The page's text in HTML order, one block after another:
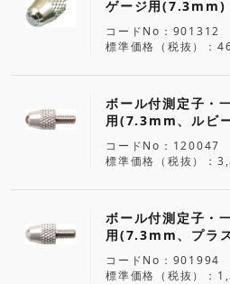
ゲージ用(7.3mm)
コードNo
901312
標準価格（税抜）
ボール付測定子・
用(7.3mm、ルビ
コードNo
120047
標準価格（税抜）
ボール付測定子・
用(7.3mm、プラ
コードNo
901994
標準価格（税抜）